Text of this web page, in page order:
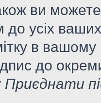
ви
до усіх
в
до
Приєднати